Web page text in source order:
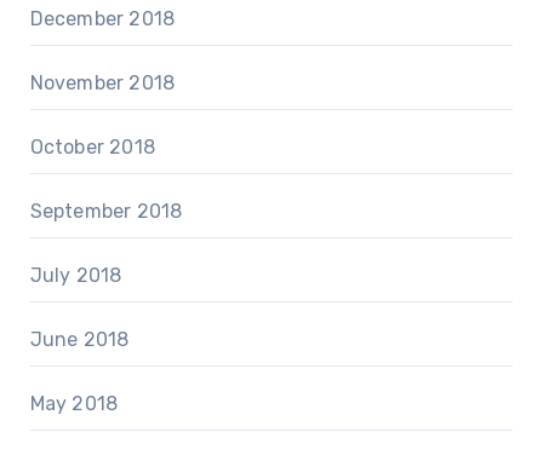
December 2018
November 2018
October 2018
September 2018
July 2018
June 2018
May 2018